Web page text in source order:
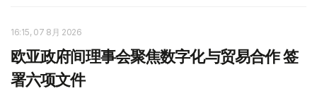
16:15, 07 8月 2026
欧亚政府间理事会聚焦数字化与贸易合作 签
署六项文件